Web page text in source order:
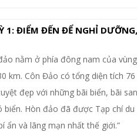
1: ĐIỂM ĐẾN ĐỂ NGHỈ
nằm ở phía đông nam của
km. Côn Đảo có tổng diện tích
đẹp với những bãi biển, bãi
biển. Hòn đảo đã được Tạp chí
ẩn và lãng mạn nhất thế giới.”